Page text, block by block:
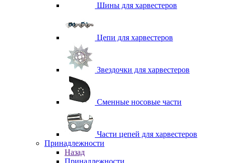
Шины для харвестеров
Цепи для харвестеров
Звездочки для харвестеров
Сменные носовые части
Части цепей для харвестеров
Принадлежности
Назад
Принадлежности